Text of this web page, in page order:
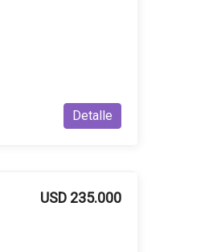
Detalle
USD 235.000